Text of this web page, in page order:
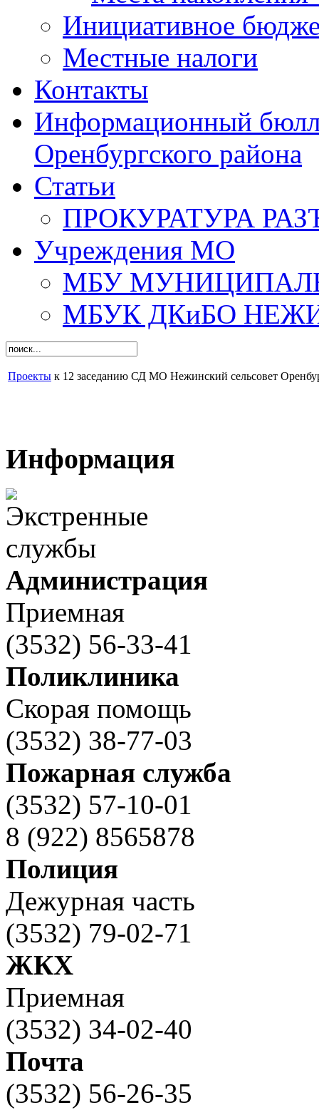
Инициативное
Местные налоги
Контакты
Информационный
Оренбургского района
Статьи
ПРОКУРАТУРА
Учреждения МО
МБУ
МБУК ДКиБО
Проекты к 12 заседанию СД МО Нежинский сельсовет
Информация
Администрация
Приемная
(3532) 56-33-41
Поликлиника
Скорая помощь
(3532) 38-77-03
Пожарная служба
(3532) 57-10-01
8 (922) 8565878
Полиция
Дежурная часть
(3532) 79-02-71
ЖКХ
Приемная
(3532) 34-02-40
Почта
(3532) 56-26-35